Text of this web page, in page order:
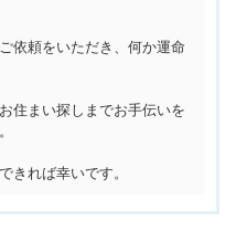
依頼をいただき、何か運命
住まい探しまでお手伝いを
きれば幸いです。